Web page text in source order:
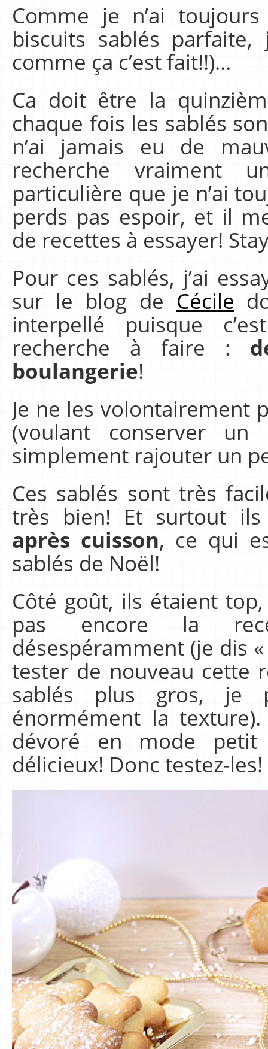
Comme je n’ai
biscuits sablés
comme ça c’est fait!!)…
Ca doit être la
chaque fois les sablés
n’ai jamais eu de
recherche vraiment
particulière que je n’ai
perds pas espoir, et il
de recettes à essayer!
Pour ces sablés, j’ai
sur le blog de Cécile
interpellé puisque
recherche à faire :
boulangerie!
Je ne les volontairement
(voulant conserver
simplement rajouter un
Ces sablés sont très
très bien! Et surtout
après cuisson, ce qui
sablés de Noël!
Côté goût, ils étaient
pas encore la
désespéramment (je dis
tester de nouveau cette
sablés plus gros, je
énormément la
dévoré en mode
délicieux! Donc testez-les!